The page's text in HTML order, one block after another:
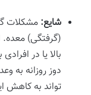
شایع: مشکلات
(گرفتگی)
بالا یا در
دوز روزانه به
تواند به کاهش